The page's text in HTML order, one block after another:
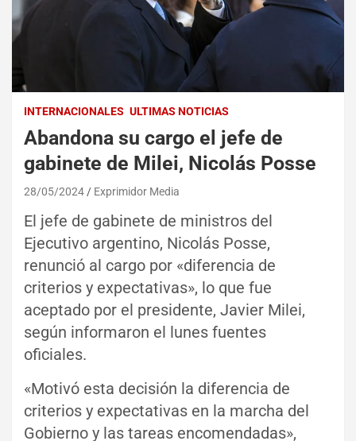
INTERNACIONALES ULTIMAS NOTICIAS
Abandona su cargo el jefe de
gabinete de Milei, Nicolás Posse
28/05/2024 Exprimidor Media
El jefe de gabinete de ministros del
Ejecutivo argentino, Nicolás Posse,
renunció al cargo por «diferencia de
criterios y expectativas», lo que fue
aceptado por el presidente, Javier Milei,
según informaron el lunes fuentes
oficiales.
«Motivó esta decisión la diferencia de
criterios y expectativas en la marcha del
Gobierno y las tareas encomendadas»,